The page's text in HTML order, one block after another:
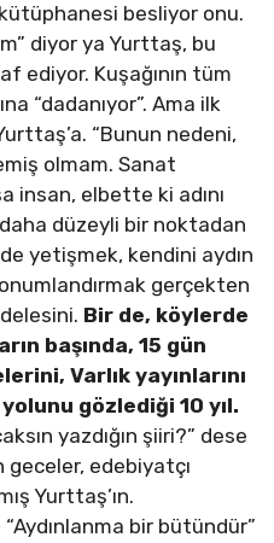
besliyor onu.
diyor ya Yurttaş, bu
ediyor. Kuşağının tüm
“dadanıyor”. Ama ilk
“Bunun nedeni,
olmam. Sanat
insan, elbette ki adını
düzeyli bir noktadan
yetişmek, kendini aydın
gerçekten
Bir de, köylerde
başında, 15 gün
Varlık yayınlarını
gözlediği 10 yıl.
yazdığın şiiri?” dese
edebiyatçı
Yurttaş’ın.
bir bütündür”